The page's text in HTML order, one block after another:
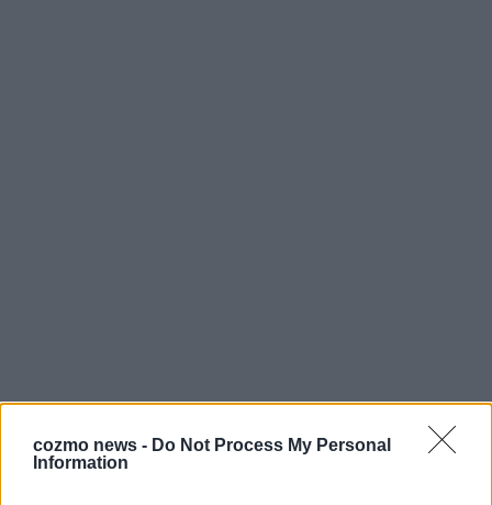
cozmo news - Do Not Process My Personal
Information
AD